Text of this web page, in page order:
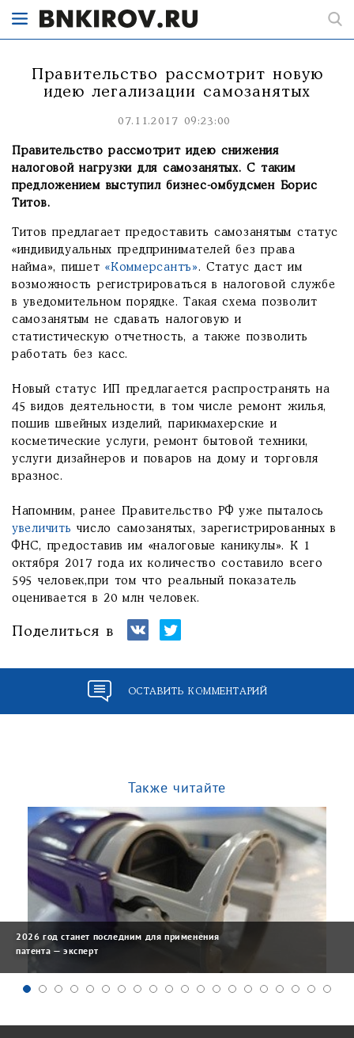
Правительство рассмотрит новую
идею легализации самозанятых
07.11.2017 09:23:00
Правительство рассмотрит идею снижения
налоговой нагрузки для самозанятых. С таким
предложением выступил бизнес-омбудсмен Борис
Титов.
Титов предлагает предоставить самозанятым статус
«индивидуальных предпринимателей без права
найма», пишет«Коммерсантъ». Статус даст им
возможность регистрироваться в налоговой службе
в уведомительном порядке. Такая схема позволит
самозанятым не сдавать налоговую и
статистическую отчетность, а также позволить
работать без касс.
Новый статус ИП предлагается распространять на
45 видов деятельности, в том числе ремонт жилья,
пошив швейных изделий, парикмахерские и
косметические услуги, ремонт бытовой техники,
услуги дизайнеров и поваров на дому и торговля
вразнос.
Напомним, ранее Правительство РФ уже пыталось
увеличитьчисло самозанятых, зарегистрированных в
ФНС, предоставив им «налоговые каникулы». К 1
октября 2017 года их количество составило всего
595 человек,при том что реальный показатель
оценивается в 20 млн человек.
Поделиться в
ОСТАВИТЬ КОММЕНТАРИЙ
Также читайте
2026 год станет последним для применения
патента — эксперт